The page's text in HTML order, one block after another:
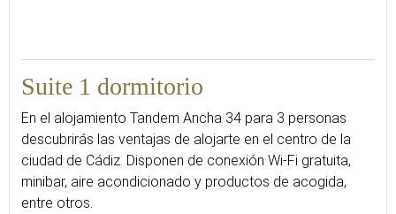
Suite 1 dormitorio
En el alojamiento Tandem Ancha 34 para 3 personas
descubrirás las ventajas de alojarte en el centro de la
ciudad de Cádiz. Disponen de conexión Wi-Fi gratuita,
minibar, aire acondicionado y productos de acogida,
entre otros.